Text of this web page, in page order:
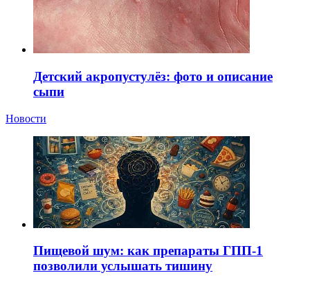
Детский акропустулёз: фото и описание
сыпи
Новости
Пищевой шум: как препараты ГПП-1
позволили услышать тишину